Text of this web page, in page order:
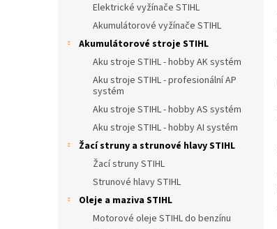
Elektrické vyžínače STIHL
Akumulátorové vyžínače STIHL
Akumulátorové stroje STIHL
Aku stroje STIHL - hobby AK systém
Aku stroje STIHL - profesionální AP
systém
Aku stroje STIHL - hobby AS systém
Aku stroje STIHL - hobby AI systém
Žací struny a strunové hlavy STIHL
Žací struny STIHL
Strunové hlavy STIHL
Oleje a maziva STIHL
Motorové oleje STIHL do benzínu